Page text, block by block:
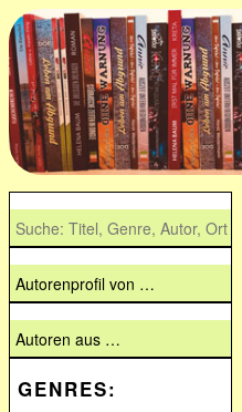
GENRES: